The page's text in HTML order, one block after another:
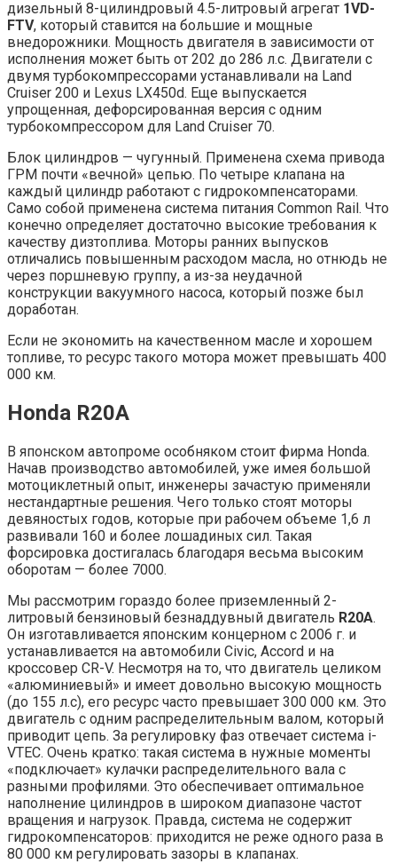
дизельный 8-цилиндровый 4.5-литровый агрегат 1VD-
FTV, который ставится на большие и мощные
внедорожники. Мощность двигателя в зависимости от
исполнения может быть от 202 до 286 л.с. Двигатели с
двумя турбокомпрессорами устанавливали на Land
Cruiser 200 и Lexus LX450d. Еще выпускается
упрощенная, дефорсированная версия с одним
турбокомпрессором для Land Cruiser 70.
Блок цилиндров — чугунный. Применена схема привода
ГРМ почти «вечной» цепью. По четыре клапана на
каждый цилиндр работают с гидрокомпенсаторами.
Само собой применена система питания Common Rail. Что
конечно определяет достаточно высокие требования к
качеству дизтоплива. Моторы ранних выпусков
отличались повышенным расходом масла, но отнюдь не
через поршневую группу, а из-за неудачной
конструкции вакуумного насоса, который позже был
доработан.
Если не экономить на качественном масле и хорошем
топливе, то ресурс такого мотора может превышать 400
000 км.
Honda R20A
В японском автопроме особняком стоит фирма Honda.
Начав производство автомобилей, уже имея большой
мотоциклетный опыт, инженеры зачастую применяли
нестандартные решения. Чего только стоят моторы
девяностых годов, которые при рабочем объеме 1,6 л
развивали 160 и более лошадиных сил. Такая
форсировка достигалась благодаря весьма высоким
оборотам — более 7000.
Мы рассмотрим гораздо более приземленный 2-
литровый бензиновый безнаддувный двигатель R20A.
Он изготавливается японским концерном с 2006 г. и
устанавливается на автомобили Civic, Accord и на
кроссовер CR-V. Несмотря на то, что двигатель целиком
«алюминиевый» и имеет довольно высокую мощность
(до 155 л.с), его ресурс часто превышает 300 000 км. Это
двигатель с одним распределительным валом, который
приводит цепь. За регулировку фаз отвечает система i-
VTEC. Очень кратко: такая система в нужные моменты
«подключает» кулачки распределительного вала с
разными профилями. Это обеспечивает оптимальное
наполнение цилиндров в широком диапазоне частот
вращения и нагрузок. Правда, система не содержит
гидрокомпенсаторов: приходится не реже одного раза в
80 000 км регулировать зазоры в клапанах.